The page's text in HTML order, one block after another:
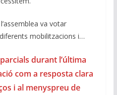
va votar
mobilitzacions i…
durant l’última
com a resposta clara
i al menyspreu de